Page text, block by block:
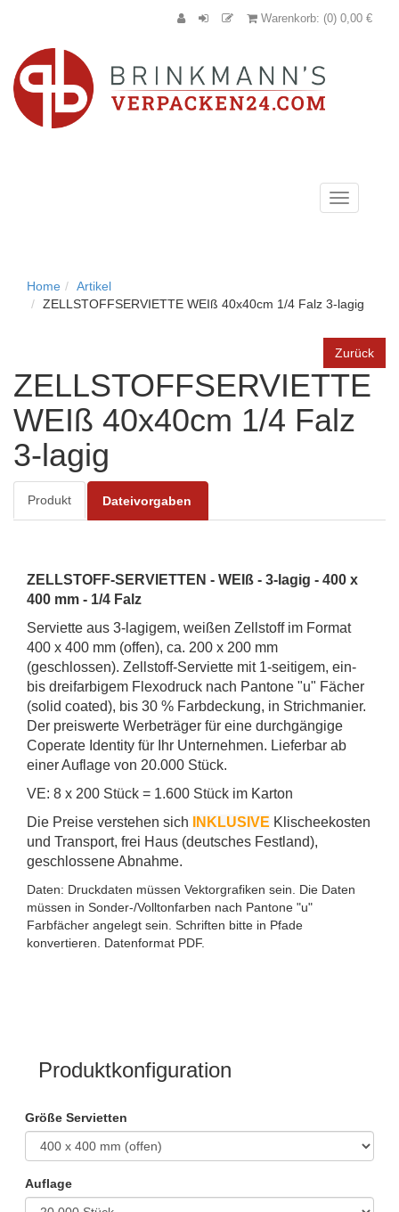
Warenkorb: (0) 0,00 €
Navigation
anzeigen
Home
Artikel
ZELLSTOFFSERVIETTE WEIß 40x40cm 1/4 Falz 3-lagig
Zurück
ZELLSTOFFSERVIETTE
WEIß 40x40cm 1/4 Falz
3-lagig
Produkt Dateivorgaben
ZELLSTOFF-SERVIETTEN - WEIß - 3-lagig - 400 x
400 mm - 1/4 Falz
Serviette aus 3-lagigem, weißen Zellstoff im Format
400 x 400 mm (offen), ca. 200 x 200 mm
(geschlossen). Zellstoff-Serviette mit 1-seitigem, ein-
bis dreifarbigem Flexodruck nach Pantone "u" Fächer
(solid coated), bis 30 % Farbdeckung, in Strichmanier.
Der preiswerte Werbeträger für eine durchgängige
Coperate Identity für Ihr Unternehmen. Lieferbar ab
einer Auflage von 20.000 Stück.
VE: 8 x 200 Stück = 1.600 Stück im Karton
Die Preise verstehen sich
INKLUSIVE Klischeekosten
und Transport, frei Haus (deutsches Festland),
geschlossene Abnahme.
Daten: Druckdaten müssen Vektorgrafiken sein. Die Daten
müssen in Sonder-/Volltonfarben nach Pantone "u"
Farbfächer angelegt sein. Schriften bitte in Pfade
konvertieren. Datenformat PDF.
Produktkonfiguration
Größe Servietten
Auflage